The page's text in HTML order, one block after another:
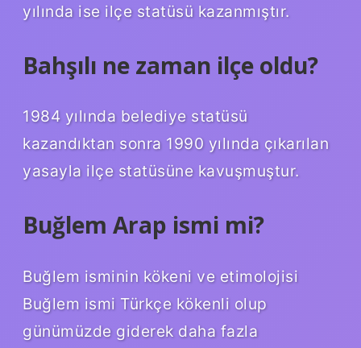
yılında ise ilçe statüsü kazanmıştır.
Bahşılı ne zaman ilçe oldu?
1984 yılında belediye statüsü
kazandıktan sonra 1990 yılında çıkarılan
yasayla ilçe statüsüne kavuşmuştur.
Buğlem Arap ismi mi?
Buğlem isminin kökeni ve etimolojisi
Buğlem ismi Türkçe kökenli olup
günümüzde giderek daha fazla